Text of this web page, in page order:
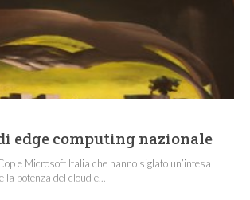
edge computing nazionale
e Microsoft Italia che hanno siglato un’intesa
potenza del cloud e...